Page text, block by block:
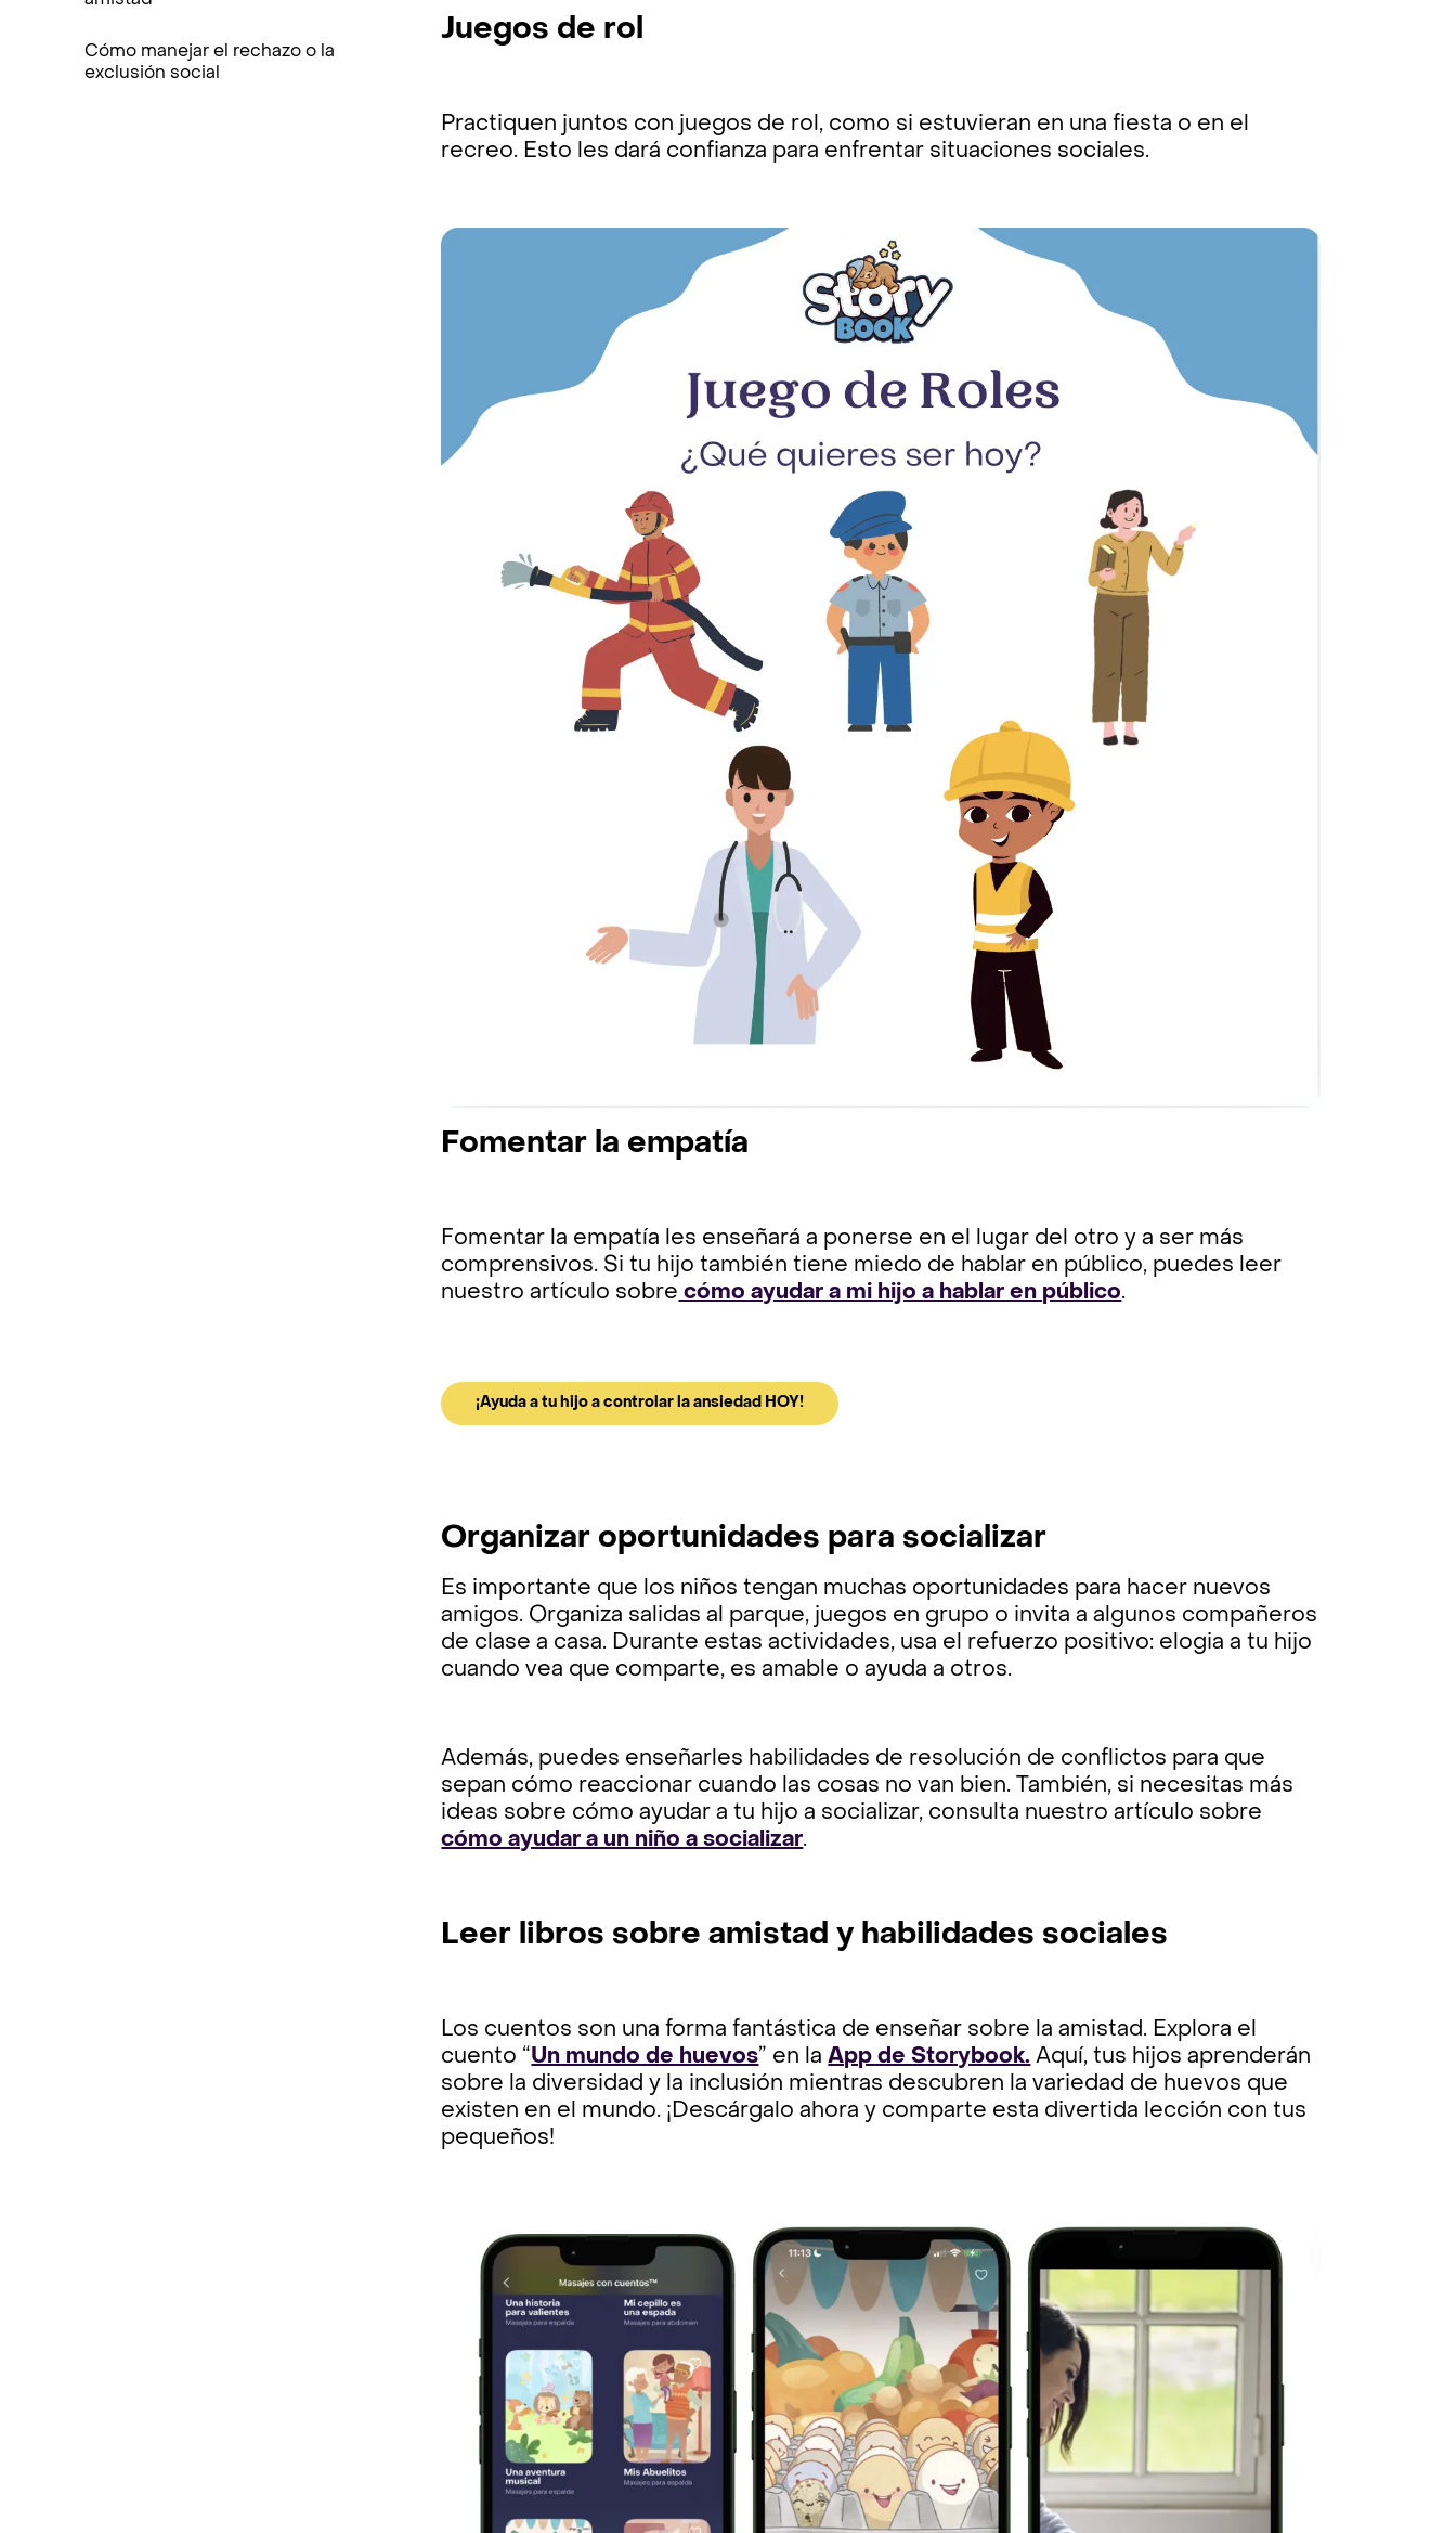
Cómo manejar el rechazo o la
exclusión social
Juegos de rol
Practiquen juntos con juegos de rol, como si estuvieran en una fiesta o en el
recreo. Esto les dará confianza para enfrentar situaciones sociales.
Fomentar la empatía
Fomentar la empatía les enseñará a ponerse en el lugar del otro y a ser más
comprensivos. Si tu hijo también tiene miedo de hablar en público, puedes leer
nuestro artículo sobre cómo ayudar a mi hijo a hablar en público.
¡Ayuda a tu hijo a controlar la ansiedad HOY!
Organizar oportunidades para socializar
Es importante que los niños tengan muchas oportunidades para hacer nuevos
amigos. Organiza salidas al parque, juegos en grupo o invita a algunos compañeros
de clase a casa. Durante estas actividades, usa el refuerzo positivo: elogia a tu hijo
cuando vea que comparte, es amable o ayuda a otros.
Además, puedes enseñarles habilidades de resolución de conflictos para que
sepan cómo reaccionar cuando las cosas no van bien. También, si necesitas más
ideas sobre cómo ayudar a tu hijo a socializar, consulta nuestro artículo sobre
cómo ayudar a un niño a socializar.
Leer libros sobre amistad y habilidades sociales
Los cuentos son una forma fantástica de enseñar sobre la amistad. Explora el
cuento “Un mundo de huevos” en laApp de Storybook. Aquí, tus hijos aprenderán
sobre la diversidad y la inclusión mientras descubren la variedad de huevos que
existen en el mundo. ¡Descárgalo ahora y comparte esta divertida lección con tus
pequeños!